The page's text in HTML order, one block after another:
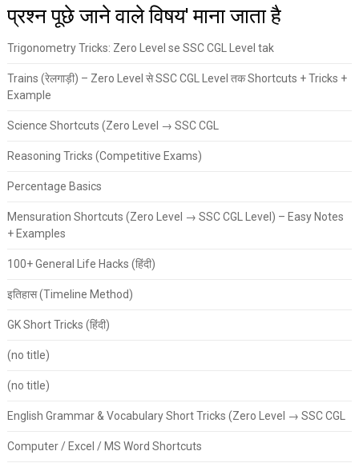
प्रश्न पूछे जाने वाले विषय' माना जाता है
Trigonometry Tricks: Zero Level se SSC CGL Level tak
Trains (रेलगाड़ी) – Zero Level से SSC CGL Level तक Shortcuts + Tricks +
Example
Science Shortcuts (Zero Level → SSC CGL
Reasoning Tricks (Competitive Exams)
Percentage Basics
Mensuration Shortcuts (Zero Level → SSC CGL Level) – Easy Notes
+ Examples
100+ General Life Hacks (हिंदी)
इतिहास (Timeline Method)
GK Short Tricks (हिंदी)
(no title)
(no title)
English Grammar & Vocabulary Short Tricks (Zero Level → SSC CGL
Computer / Excel / MS Word Shortcuts